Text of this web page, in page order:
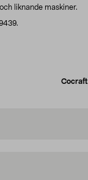
liknande maskiner.
Cocraft